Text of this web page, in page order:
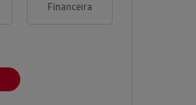
Financeira